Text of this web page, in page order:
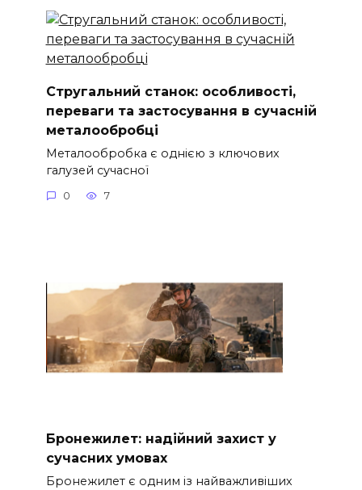
Стругальний станок: особливості,
переваги та застосування в сучасній
металообробці
Металообробка є однією з ключових
галузей сучасної
0 7
Бронежилет: надійний захист у
сучасних умовах
Бронежилет є одним із найважливіших